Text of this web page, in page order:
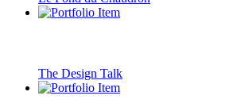
The Design Talk